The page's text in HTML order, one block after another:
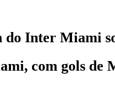
do Inter Miami
com gols de